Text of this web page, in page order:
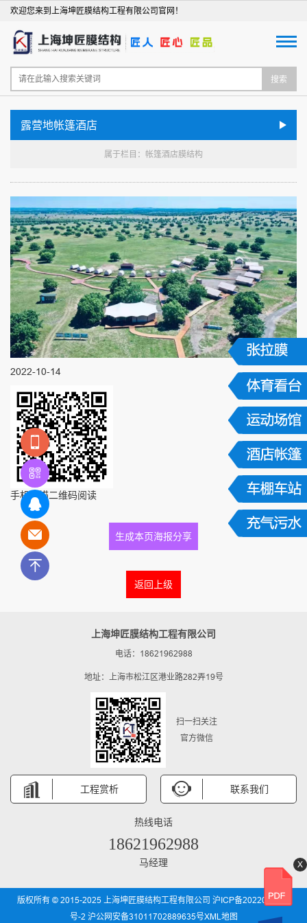
欢迎您来到上海坤匠膜结构工程有限公司官网！
搜索
露营地帐篷酒店
属于栏目：帐篷酒店膜结构
2022-10-14
手机扫描二维码阅读
生成本页海报分享
返回上级
上海坤匠膜结构工程有限公司
电话：18621962988
地址：上海市松江区港业路282弄19号
扫一扫关注
官方微信
工程赏析 联系我们
热线电话
18621962988
马经理
版权所有 © 2015-2025 上海坤匠膜结构工程有限公司 沪ICP备2022031850
号-2 沪公网安备31011702889635号XML地图
X